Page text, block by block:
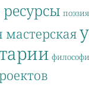
поэзия
мастерская